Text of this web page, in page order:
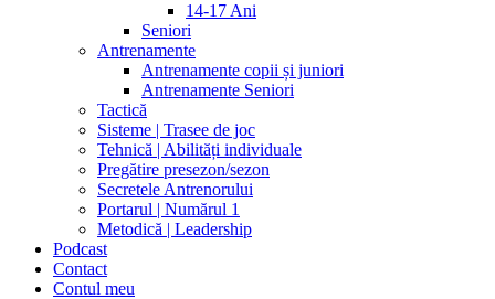
14-17 Ani
Seniori
Antrenamente
Antrenamente copii și juniori
Antrenamente Seniori
Tactică
Sisteme | Trasee de joc
Tehnică | Abilități individuale
Pregătire presezon/sezon
Secretele Antrenorului
Portarul | Numărul 1
Metodică | Leadership
Podcast
Contact
Contul meu